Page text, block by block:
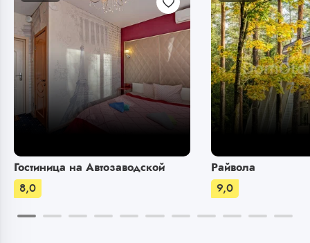
Гостиница на Автозаводской
8,0
Райвола
9,0